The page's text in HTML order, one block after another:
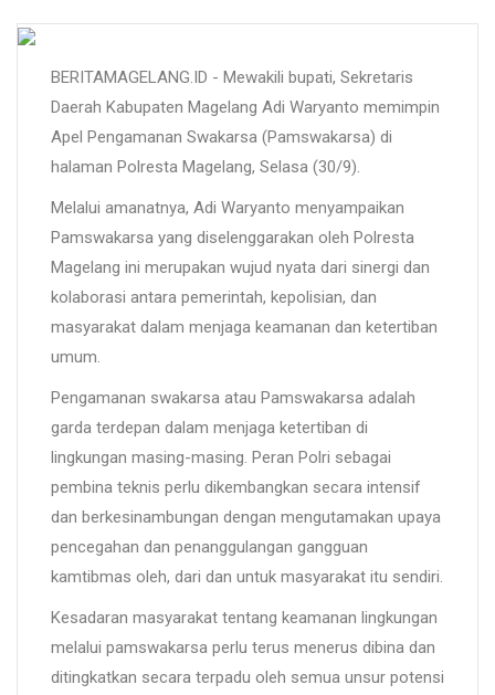
BERITAMAGELANG.ID - Mewakili bupati, Sekretaris
Daerah Kabupaten Magelang Adi Waryanto memimpin
Apel Pengamanan Swakarsa (Pamswakarsa) di
halaman Polresta Magelang, Selasa (30/9).
Melalui amanatnya, Adi Waryanto menyampaikan
Pamswakarsa yang diselenggarakan oleh Polresta
Magelang ini merupakan wujud nyata dari sinergi dan
kolaborasi antara pemerintah, kepolisian, dan
masyarakat dalam menjaga keamanan dan ketertiban
umum.
Pengamanan swakarsa atau Pamswakarsa adalah
garda terdepan dalam menjaga ketertiban di
lingkungan masing-masing. Peran Polri sebagai
pembina teknis perlu dikembangkan secara intensif
dan berkesinambungan dengan mengutamakan upaya
pencegahan dan penanggulangan gangguan
kamtibmas oleh, dari dan untuk masyarakat itu sendiri.
Kesadaran masyarakat tentang keamanan lingkungan
melalui pamswakarsa perlu terus menerus dibina dan
ditingkatkan secara terpadu oleh semua unsur potensi